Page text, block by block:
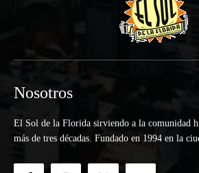
Nosotros
El Sol de la Florida sirviendo a la comunidad
más de tres décadas. Fundado en 1994 en la